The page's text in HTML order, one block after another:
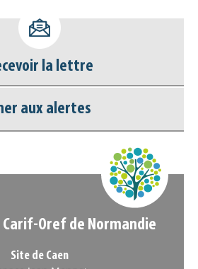
Scoop.it
la lettre
aux alertes
Oref de Normandie
Site de Caen